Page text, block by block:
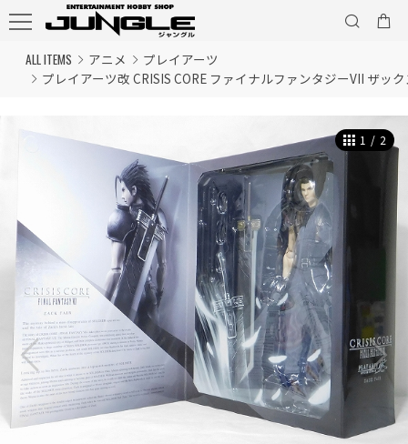
ALL ITEMS アニメ
プレイアーツ
プレイアーツ改 CRISIS CORE ファイナルファンタジーVII ザッ
1 / 2